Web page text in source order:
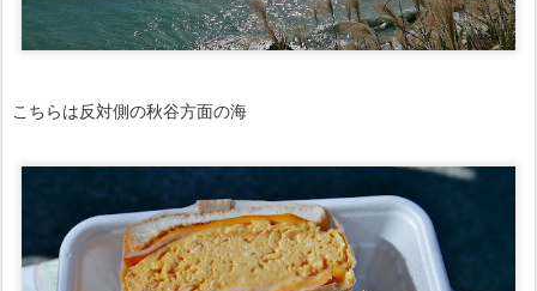
こちらは反対側の秋谷方面の海